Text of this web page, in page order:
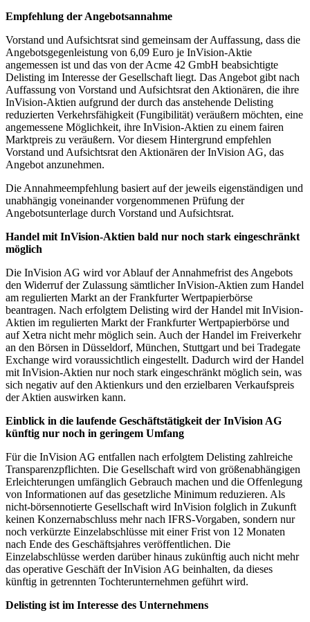
Empfehlung der Angebotsannahme
Vorstand und Aufsichtsrat sind gemeinsam der Auffassung, dass die
Angebotsgegenleistung von 6,09 Euro je InVision-Aktie
angemessen ist und das von der Acme 42 GmbH beabsichtigte
Delisting im Interesse der Gesellschaft liegt. Das Angebot gibt nach
Auffassung von Vorstand und Aufsichtsrat den Aktionären, die ihre
InVision-Aktien aufgrund der durch das anstehende Delisting
reduzierten Verkehrsfähigkeit (Fungibilität) veräußern möchten, eine
angemessene Möglichkeit, ihre InVision-Aktien zu einem fairen
Marktpreis zu veräußern. Vor diesem Hintergrund empfehlen
Vorstand und Aufsichtsrat den Aktionären der InVision AG, das
Angebot anzunehmen.
Die Annahmeempfehlung basiert auf der jeweils eigenständigen und
unabhängig voneinander vorgenommenen Prüfung der
Angebotsunterlage durch Vorstand und Aufsichtsrat.
Handel mit InVision-Aktien bald nur noch stark eingeschränkt
möglich
Die InVision AG wird vor Ablauf der Annahmefrist des Angebots
den Widerruf der Zulassung sämtlicher InVision-Aktien zum Handel
am regulierten Markt an der Frankfurter Wertpapierbörse
beantragen. Nach erfolgtem Delisting wird der Handel mit InVision-
Aktien im regulierten Markt der Frankfurter Wertpapierbörse und
auf Xetra nicht mehr möglich sein. Auch der Handel im Freiverkehr
an den Börsen in Düsseldorf, München, Stuttgart und bei Tradegate
Exchange wird voraussichtlich eingestellt. Dadurch wird der Handel
mit InVision-Aktien nur noch stark eingeschränkt möglich sein, was
sich negativ auf den Aktienkurs und den erzielbaren Verkaufspreis
der Aktien auswirken kann.
Einblick in die laufende Geschäftstätigkeit der InVision AG
künftig nur noch in geringem Umfang
Für die InVision AG entfallen nach erfolgtem Delisting zahlreiche
Transparenzpflichten. Die Gesellschaft wird von größenabhängigen
Erleichterungen umfänglich Gebrauch machen und die Offenlegung
von Informationen auf das gesetzliche Minimum reduzieren. Als
nicht-börsennotierte Gesellschaft wird InVision folglich in Zukunft
keinen Konzernabschluss mehr nach IFRS-Vorgaben, sondern nur
noch verkürzte Einzelabschlüsse mit einer Frist von 12 Monaten
nach Ende des Geschäftsjahres veröffentlichen. Die
Einzelabschlüsse werden darüber hinaus zukünftig auch nicht mehr
das operative Geschäft der InVision AG beinhalten, da dieses
künftig in getrennten Tochterunternehmen geführt wird.
Delisting ist im Interesse des Unternehmens